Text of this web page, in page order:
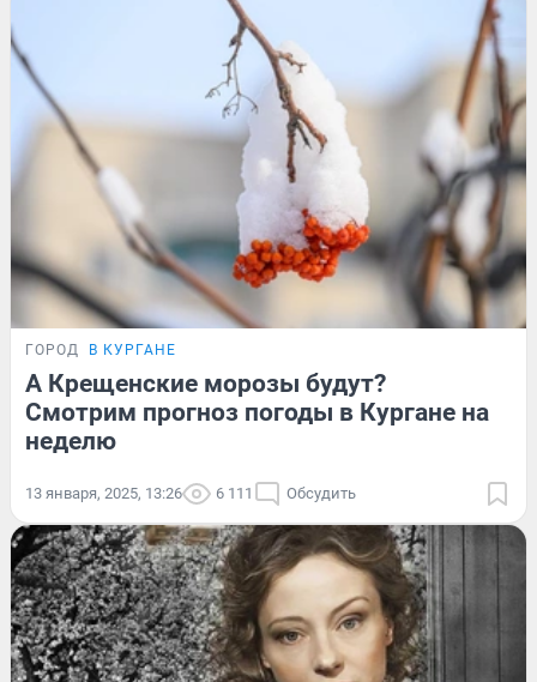
ГОРОД В КУРГАНЕ
А Крещенские морозы будут?
Смотрим прогноз погоды в Кургане на
неделю
13 января, 2025, 13:26 6 111 Обсудить